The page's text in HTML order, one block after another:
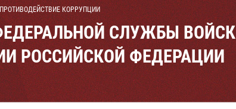
ПРОТИВОДЕЙСТВИЕ КОРРУПЦИИ
СЛУЖБЫ ВОЙСК
РОССИЙСКОЙ ФЕДЕРАЦИИ